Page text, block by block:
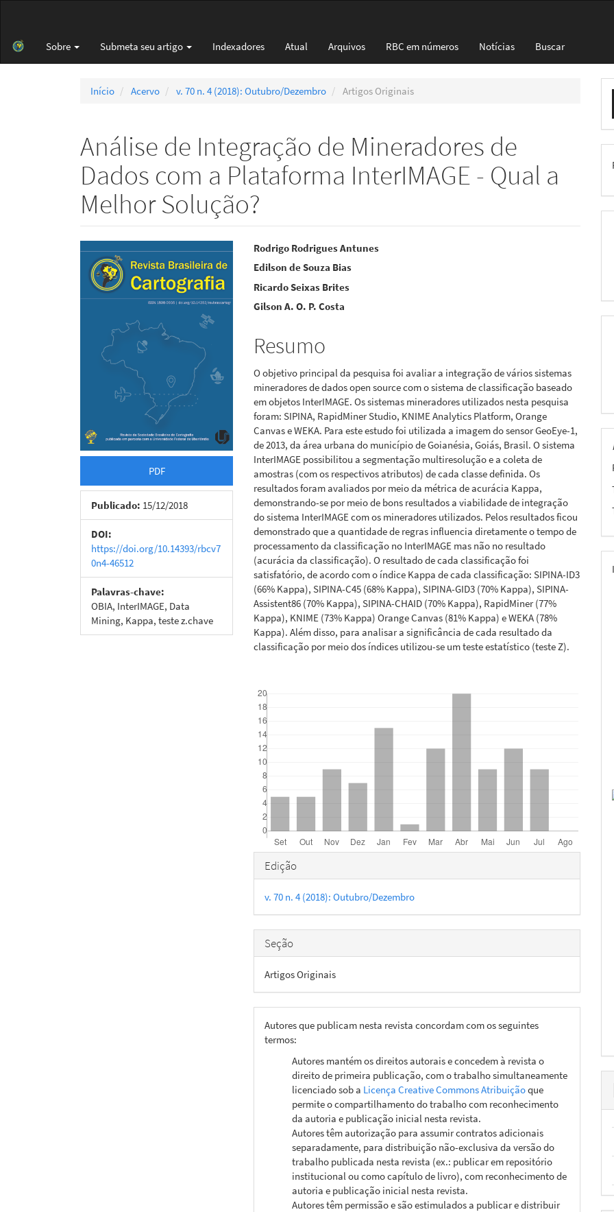
principal
Barra
Sobre Submeta seu artigo Indexadores Atual Arquivos RBC em números Notícias Buscar
Início Acervo v. 70 n. 4 (2018): Outubro/Dezembro Artigos Originais
Análise de Integração de Mineradores de
Dados com a Plataforma InterIMAGE - Qual a
Melhor Solução?
Barra
lateral
de
artigos
PDF
Publicado: 15/12/2018
DOI:
https://doi.org/10.14393/rbcv7
0n4-46512
Palavras-chave:
OBIA, InterIMAGE, Data
Mining, Kappa, teste z.chave
Conteúdo
do
artigo
Rodrigo Rodrigues Antunes
Edilson de Souza Bias
Ricardo Seixas Brites
Gilson A. O. P. Costa
Resumo
O objetivo principal da pesquisa foi avaliar a integração de vários sistemas
mineradores de dados open source com o sistema de classificação baseado
em objetos InterIMAGE. Os sistemas mineradores utilizados nesta pesquisa
foram: SIPINA, RapidMiner Studio, KNIME Analytics Platform, Orange
Canvas e WEKA. Para este estudo foi utilizada a imagem do sensor GeoEye-1,
de 2013, da área urbana do município de Goianésia, Goiás, Brasil. O sistema
InterIMAGE possibilitou a segmentação multiresolução e a coleta de
amostras (com os respectivos atributos) de cada classe definida. Os
resultados foram avaliados por meio da métrica de acurácia Kappa,
demonstrando-se por meio de bons resultados a viabilidade de integração
do sistema InterIMAGE com os mineradores utilizados. Pelos resultados ficou
demonstrado que a quantidade de regras influencia diretamente o tempo de
processamento da classificação no InterIMAGE mas não no resultado
(acurácia da classificação). O resultado de cada classificação foi
satisfatório, de acordo com o índice Kappa de cada classificação: SIPINA-ID3
(66% Kappa), SIPINA-C45 (68% Kappa), SIPINA-GID3 (70% Kappa), SIPINA-
Assistent86 (70% Kappa), SIPINA-CHAID (70% Kappa), RapidMiner (77%
Kappa), KNIME (73% Kappa) Orange Canvas (81% Kappa) e WEKA (78%
Kappa). Além disso, para analisar a significância de cada resultado da
classificação por meio dos índices utilizou-se um teste estatístico (teste Z).
Detalhes
do
artigo
Edição
v. 70 n. 4 (2018): Outubro/Dezembro
Seção
Artigos Originais
Autores que publicam nesta revista concordam com os seguintes
termos:
Autores mantém os direitos autorais e concedem à revista o
direito de primeira publicação, com o trabalho simultaneamente
licenciado sob a Licença Creative Commons Atribuiçãoque
permite o compartilhamento do trabalho com reconhecimento
da autoria e publicação inicial nesta revista.
Autores têm autorização para assumir contratos adicionais
separadamente, para distribuição não-exclusiva da versão do
trabalho publicada nesta revista (ex.: publicar em repositório
institucional ou como capítulo de livro), com reconhecimento de
autoria e publicação inicial nesta revista.
Autores têm permissão e são estimulados a publicar e distribuir